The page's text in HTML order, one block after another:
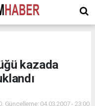
kazada
Güncelleme: 04.03.2007 - 23:00